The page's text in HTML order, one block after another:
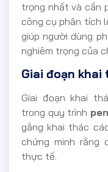
trọng nhất và cần
công cụ phân tích
giúp người dùng
nghiêm trọng của
Giai đoạn khai
Giai đoạn khai
trong quy trình
gắng khai thác
chứng minh rằng
thực tế.